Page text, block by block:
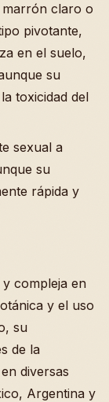
marrón claro o
pivotante,
en el suelo,
su
toxicidad del
sexual a
su
rápida y
compleja en
y el uso
su
de la
diversas
Argentina y